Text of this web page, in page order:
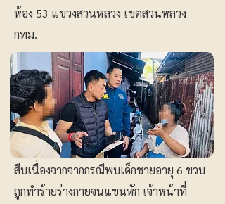
ห้อง 53 แขวงสวนหลวง เขตสวนหลวง
กทม.
สืบเนื่องจากจากกรณีพบเด็กชายอายุ 6 ขวบ
ถูกทำร้ายร่างกายจนแขนหัก เจ้าหน้าที่